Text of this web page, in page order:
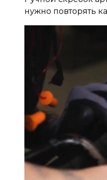
нужно повторять